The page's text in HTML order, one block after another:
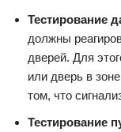
Тестирование
должны
дверей. Для
или дверь в
том, что
Тестирование